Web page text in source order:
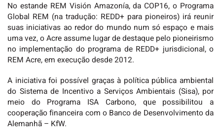
No estande REM Visión Amazonía, da COP16, o Programa
Global REM (na tradução: REDD+ para pioneiros) irá reunir
suas iniciativas ao redor do mundo num só espaço e mais
uma vez, o Acre assume lugar de destaque pelo pioneirismo
no implementação do programa de REDD+ jurisdicional, o
REM Acre, em execução desde 2012.
A iniciativa foi possível graças à política pública ambiental
do Sistema de Incentivo a Serviços Ambientais (Sisa), por
meio do Programa ISA Carbono, que possibilitou a
cooperação financeira com o Banco de Desenvolvimento da
Alemanhã – KfW.